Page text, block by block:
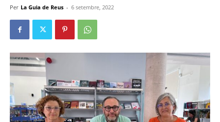
Per La Guia de Reus - 6 setembre, 2022